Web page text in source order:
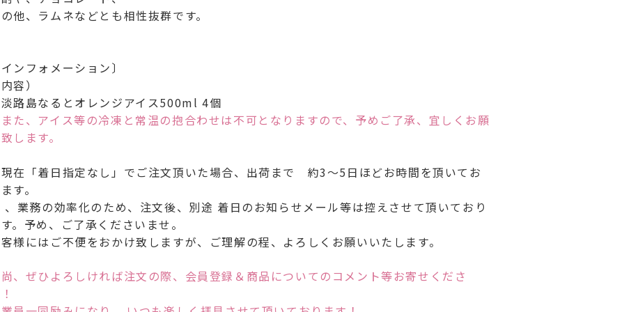
他、ラムネなどとも相性抜群です。
ンフォメーション〕
容）
路島なるとオレンジアイス500ml 4個
た、アイス等の冷凍と常温の抱合わせは不可となりますので、予めご了承、宜しくお願
します。
在「着日指定なし」でご注文頂いた場合、出荷まで 約3～5日ほどお時間を頂いてお
す。
、業務の効率化のため、注文後、別途 着日のお知らせメール等は控えさせて頂いており
。予め、ご了承くださいませ。
様にはご不便をおかけ致しますが、ご理解の程、よろしくお願いいたします。
、ぜひよろしければ注文の際、会員登録＆商品についてのコメント等お寄せくださ